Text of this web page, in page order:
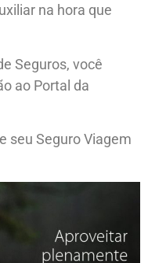
na hora que
Seguros, você
ao Portal da
seu Seguro Viagem